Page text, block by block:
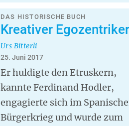
DAS HISTORISCHE BUCH
Kreativer Egozentriker
Urs Bitterli
25. Juni 2017
Er huldigte den Etruskern,
kannte Ferdinand Hodler,
engagierte sich im
Bürgerkrieg und wurde zum